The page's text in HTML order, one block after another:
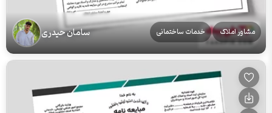
مشاور املاک خدمات ساختمانی سامان حیدری